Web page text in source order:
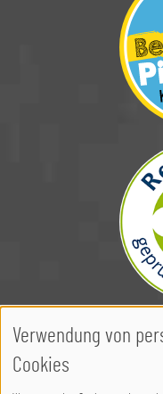
Copyright
Verwendung von
Cookies